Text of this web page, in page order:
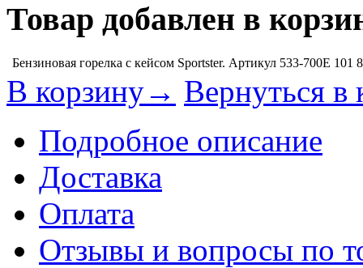
Товар добавлен в
Бензиновая горелка с кейсом Sportster. Артикул 533-700E 101
В корзину→ Вернуться в
Подробное описание
Доставка
Оплата
Отзывы и вопросы по